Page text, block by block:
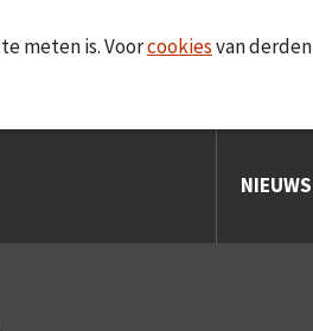
meten is. Voorcookiesvan derden
NIEUWS